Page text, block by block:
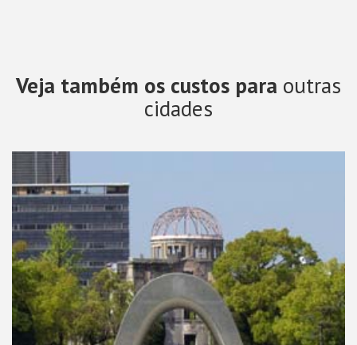
Veja também os custos para outras
cidades